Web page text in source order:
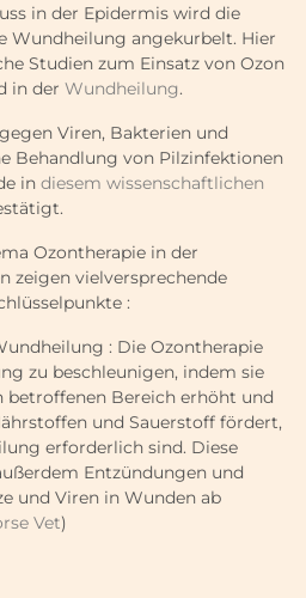
in der Epidermis wird die
Wundheilung angekurbelt. Hier
Studien zum Einsatz von Ozon
in der Wundheilung.
Viren, Bakterien und
Behandlung von Pilzinfektionen
in diesem wissenschaftlichen
Ozontherapie in der
zeigen vielversprechende
:
: Die Ozontherapie
zu beschleunigen, indem sie
betroffenen Bereich erhöht und
und Sauerstoff fördert,
erforderlich sind. Diese
Entzündungen und
und Viren in Wunden ab
Vet)